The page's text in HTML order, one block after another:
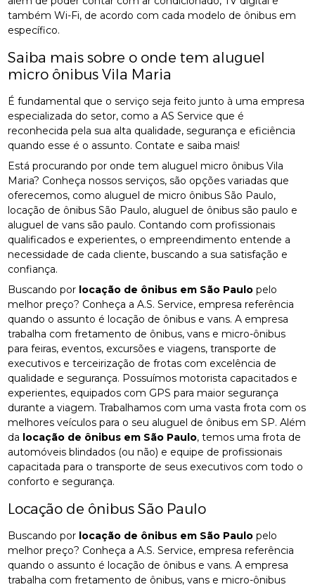
também Wi-Fi, de acordo com cada modelo de ônibus em
específico.
Saiba mais sobre o onde tem aluguel
micro ônibus Vila Maria
É fundamental que o serviço seja feito junto à uma empresa
especializada do setor, como a AS Service que é
reconhecida pela sua alta qualidade, segurança e eficiência
quando esse é o assunto. Contate e saiba mais!
Está procurando por onde tem aluguel micro ônibus Vila
Maria? Conheça nossos serviços, são opções variadas que
oferecemos, como aluguel de micro ônibus São Paulo,
locação de ônibus São Paulo, aluguel de ônibus são paulo e
aluguel de vans são paulo. Contando com profissionais
qualificados e experientes, o empreendimento entende a
necessidade de cada cliente, buscando a sua satisfação e
confiança.
Buscando por locação de ônibus em São Paulo pelo
melhor preço? Conheça a A.S. Service, empresa referência
quando o assunto é locação de ônibus e vans. A empresa
trabalha com fretamento de ônibus, vans e micro-ônibus
para feiras, eventos, excursões e viagens, transporte de
executivos e terceirização de frotas com excelência de
qualidade e segurança. Possuímos motorista capacitados e
experientes, equipados com GPS para maior segurança
durante a viagem. Trabalhamos com uma vasta frota com os
melhores veículos para o seu aluguel de ônibus em SP. Além
da locação de ônibus em São Paulo, temos uma frota de
automóveis blindados (ou não) e equipe de profissionais
capacitada para o transporte de seus executivos com todo o
conforto e segurança.
Locação de ônibus São Paulo
Buscando por locação de ônibus em São Paulo pelo
melhor preço? Conheça a A.S. Service, empresa referência
quando o assunto é locação de ônibus e vans. A empresa
trabalha com fretamento de ônibus, vans e micro-ônibus